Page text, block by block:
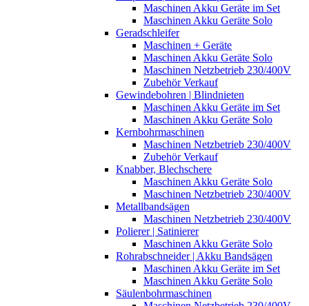
Maschinen Akku Geräte im Set
Maschinen Akku Geräte Solo
Geradschleifer
Maschinen + Geräte
Maschinen Akku Geräte Solo
Maschinen Netzbetrieb 230/400V
Zubehör Verkauf
Gewindebohren | Blindnieten
Maschinen Akku Geräte im Set
Maschinen Akku Geräte Solo
Kernbohrmaschinen
Maschinen Netzbetrieb 230/400V
Zubehör Verkauf
Knabber, Blechschere
Maschinen Akku Geräte Solo
Maschinen Netzbetrieb 230/400V
Metallbandsägen
Maschinen Netzbetrieb 230/400V
Polierer | Satinierer
Maschinen Akku Geräte Solo
Rohrabschneider | Akku Bandsägen
Maschinen Akku Geräte im Set
Maschinen Akku Geräte Solo
Säulenbohrmaschinen